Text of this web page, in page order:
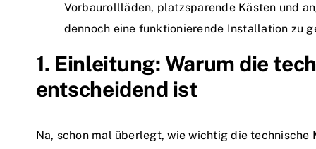
Vorbaurollläden, platzsparende Kästen und
dennoch eine funktionierende Installation zu
1. Einleitung: Warum die
entscheidend ist
Na, schon mal überlegt, wie wichtig die